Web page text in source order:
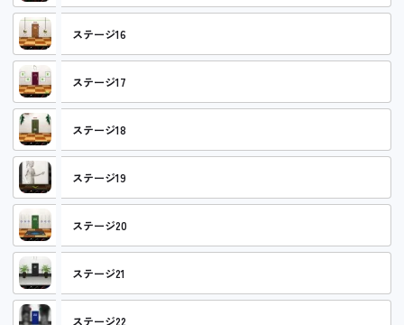
ステージ16
ステージ17
ステージ18
ステージ19
ステージ20
ステージ21